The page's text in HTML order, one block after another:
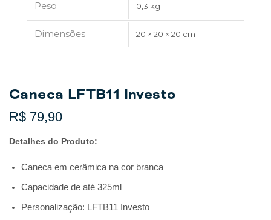
Peso 0,3 kg
Dimensões 20 × 20 × 20 cm
Caneca LFTB11 Investo
R$ 79,90
Detalhes do Produto:
Caneca em cerâmica na cor branca
Capacidade de até 325ml
Personalização: LFTB11 Investo